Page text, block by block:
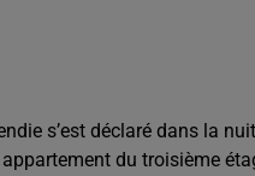
s’est déclaré dans la
appartement du troisième